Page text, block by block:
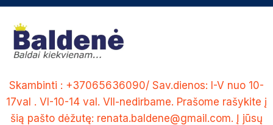
Skip
content
Skambinti : +37065636090/ Sav.dienos: I-V nuo 10-
17val . VI-10-14 val. VII-nedirbame. Prašome rašykite į
šią pašto dėžutę: renata.baldene@gmail.com. Į jūsų